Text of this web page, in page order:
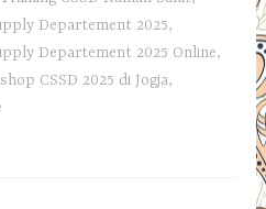
Departement 2025,
Departement 2025 Online,
CSSD 2025 di Jogja,